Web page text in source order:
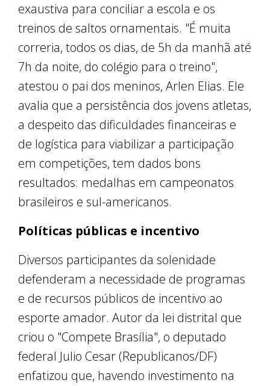
exaustiva para conciliar a escola e os
treinos de saltos ornamentais. "É muita
correria, todos os dias, de 5h da manhã até
7h da noite, do colégio para o treino",
atestou o pai dos meninos, Arlen Elias. Ele
avalia que a persistência dos jovens atletas,
a despeito das dificuldades financeiras e
de logística para viabilizar a participação
em competições, tem dados bons
resultados: medalhas em campeonatos
brasileiros e sul-americanos.
Políticas públicas e incentivo
Diversos participantes da solenidade
defenderam a necessidade de programas
e de recursos públicos de incentivo ao
esporte amador. Autor da lei distrital que
criou o "Compete Brasília", o deputado
federal Julio Cesar (Republicanos/DF)
enfatizou que, havendo investimento na